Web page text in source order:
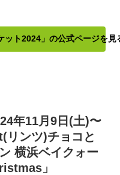
ット2024」の公式ページを見
年11月9日(土)〜
リンツ)チョコと
横浜ベイクォー
」